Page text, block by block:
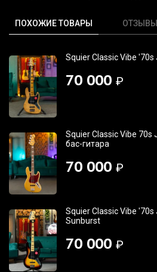
ПОХОЖИЕ ТОВАРЫ ОТЗЫВЫ
Squier Classic Vibe '70s
70 000 ₽
Squier Classic Vibe 70s
бас-гитара
70 000 ₽
Squier Classic Vibe
Sunburst
70 000 ₽